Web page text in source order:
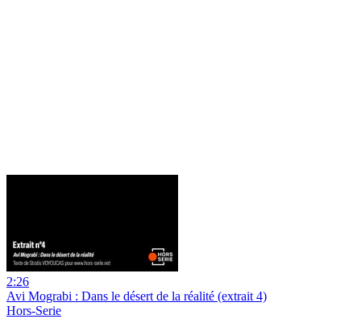
2:26
Avi Mograbi : Dans le désert de la réalité (extrait 4)
Hors-Serie